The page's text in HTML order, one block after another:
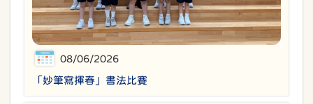
08/06/2026
「妙筆寫揮春」書法比賽